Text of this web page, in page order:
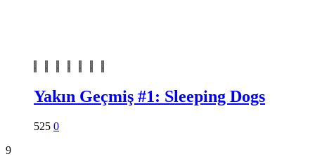
Yakın Geçmiş #1: Sleeping Dogs
525 0
9